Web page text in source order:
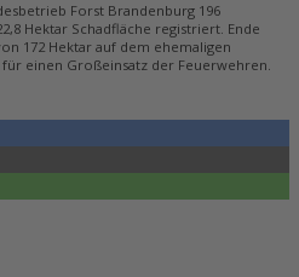
Forst Brandenburg 196
Hektar Schadfläche registriert. Ende
172 Hektar auf dem ehemaligen
einen Großeinsatz der Feuerwehren.